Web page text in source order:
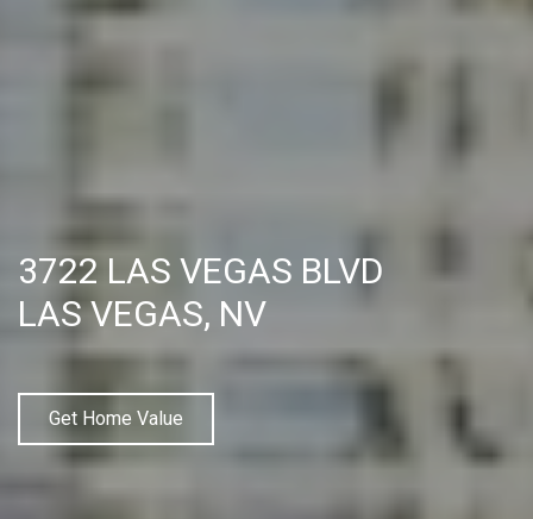
3722 LAS VEGAS BLVD
LAS VEGAS, NV
Get Home Value